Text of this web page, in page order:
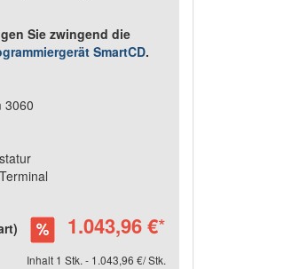
Sie zwingend die
SmartCD.
3060
1.043,96 €*
Inhalt 1 Stk. - 1.043,96 €/ Stk.